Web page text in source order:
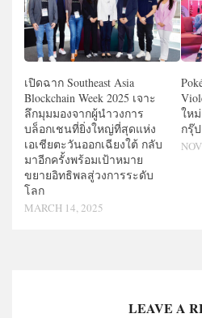
เปิดฉาก Southeast Asia
Blockchain Week 2025 เจาะ
ลึกมุมมองจากผู้นำวงการ
บล็อกเชนที่ยิ่งใหญ่ที่สุดแห่ง
เอเชียตะวันออกเฉียงใต้ กลับ
มาอีกครั้งพร้อมเป้าหมาย
ขยายอิทธิพลสู่วงการระดับ
โลก
MARCH 14, 2025
ให
กรุ๊
LEAVE A